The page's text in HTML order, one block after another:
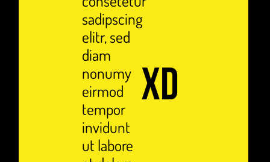
sadipscing
elitr, sed
diam
nonumy
eirmod
tempor
invidunt
ut labore